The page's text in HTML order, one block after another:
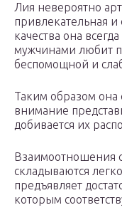
Лия невероятно
привлекательная и
качества она
мужчинами любит
беспомощной и
Таким образом она
внимание
добивается их
Взаимоотношения
складываются
предъявляет
которым